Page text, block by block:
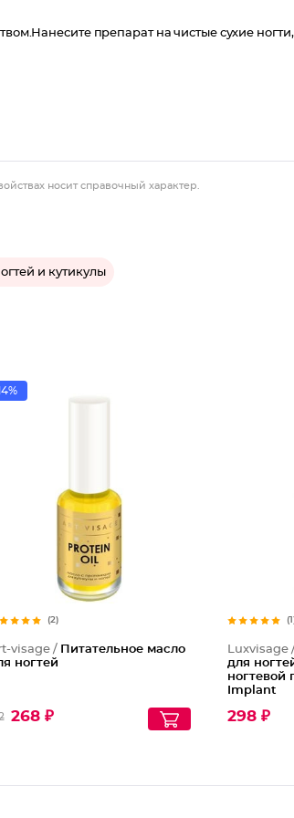
препарат на чистые сухие ногти,
носит справочный характер.
и кутикулы
(2)
visage / Питательное масло
ногтей
268 ₽
Luxvisage
для
ногтевой
Implant
298 ₽